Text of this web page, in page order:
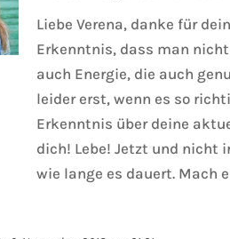
Liebe Verena, danke für
Erkenntnis, dass man
auch Energie, die auch
leider erst, wenn es so
Erkenntnis über deine
dich! Lebe! Jetzt und nicht
wie lange es dauert. Mach